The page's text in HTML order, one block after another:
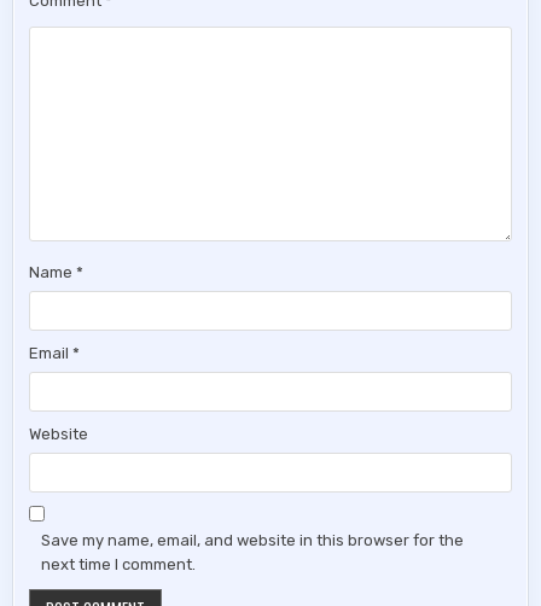
Name*
Email*
Website
Save my name, email, and website in this browser for the
next time I comment.